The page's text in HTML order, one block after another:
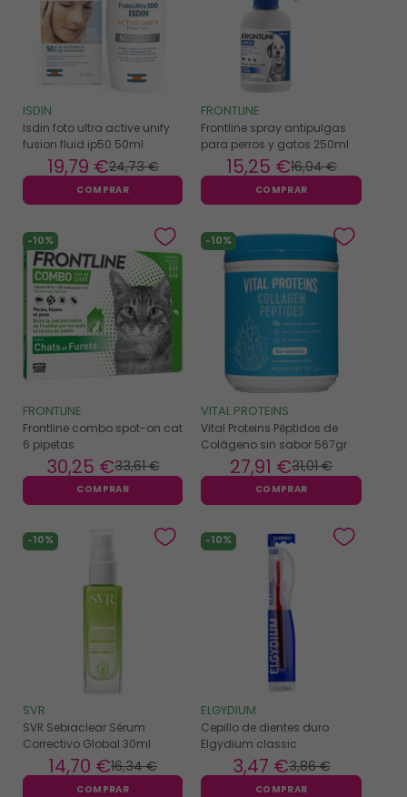
ISDIN
Isdin foto ultra active unify
fusion fluid ip50 50ml
24,73 €
19,79 €
COMPRAR
FRONTLINE
Frontline spray antipulgas
para perros y gatos 250ml
16,94 €
15,25 €
COMPRAR
-10%
FRONTLINE
Frontline combo spot-on cat
6 pipetas
33,61 €
30,25 €
COMPRAR
-10%
VITAL PROTEINS
Vital Proteins Péptidos de
Colágeno sin sabor 567gr
31,01 €
27,91 €
COMPRAR
-10%
SVR
SVR Sebiaclear Sérum
Correctivo Global 30ml
16,34 €
14,70 €
COMPRAR
-10%
ELGYDIUM
Cepillo de dientes duro
Elgydium classic
3,86 €
3,47 €
COMPRAR